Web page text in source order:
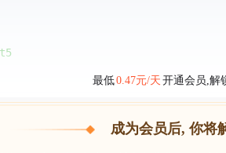
最低0.47元/天 开通会员,解
成为会员后, 你将